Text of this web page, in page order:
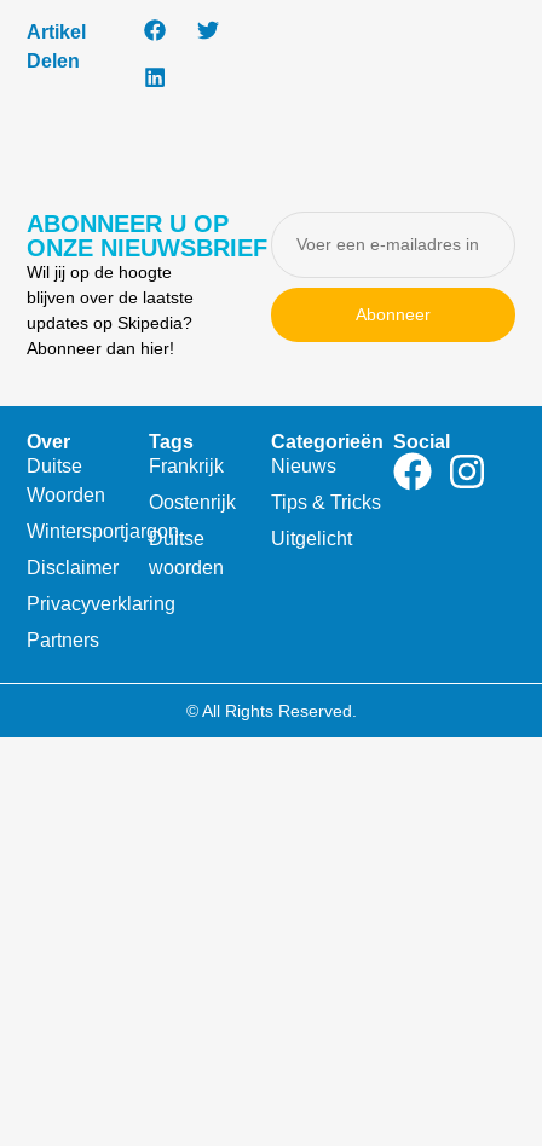
Artikel
Delen
ABONNEER U OP
ONZE NIEUWSBRIEF
Wil jij op de hoogte
blijven over de laatste
updates op Skipedia?
Abonneer dan hier!
Abonneer
Over
Duitse
Woorden
Wintersportjargon
Disclaimer
Privacyverklaring
Partners
Tags
Frankrijk
Oostenrijk
Duitse
woorden
Categorieën
Nieuws
Tips & Tricks
Uitgelicht
Social
© All Rights Reserved.